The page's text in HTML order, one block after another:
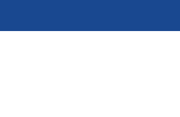
bạn đặt tấm gương này.